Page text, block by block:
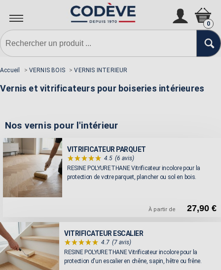
0
Accueil > VERNIS BOIS > VERNIS INTERIEUR
Vernis et vitrificateurs pour boiseries intérieures
Nos vernis pour l'intérieur
VITRIFICATEUR PARQUET
4.5 (6 avis)
RESINE POLYURETHANE Vitrificateur incolore pour la
protection de votre parquet, plancher ou sol en bois.
À partir de 27,90 €
VITRIFICATEUR ESCALIER
4.7 (7 avis)
RESINE POLYURETHANE Vitrificateur incolore pour la
protection d'un escalier en chêne, sapin, hêtre ou frêne.